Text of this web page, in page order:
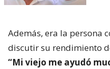
Además, era la persona
discutir su rendimiento
“Mi viejo me ayudó